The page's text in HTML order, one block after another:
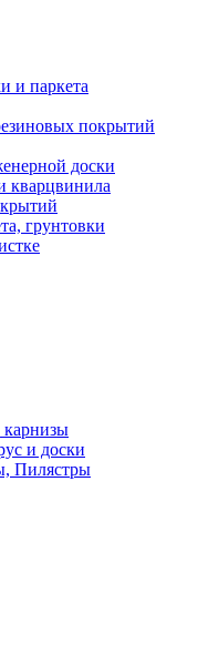
и паркета
покрытий
доски
кварцвинила
грунтовки
и доски
Пилястры